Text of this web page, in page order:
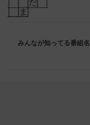
みんなが知ってる番組名